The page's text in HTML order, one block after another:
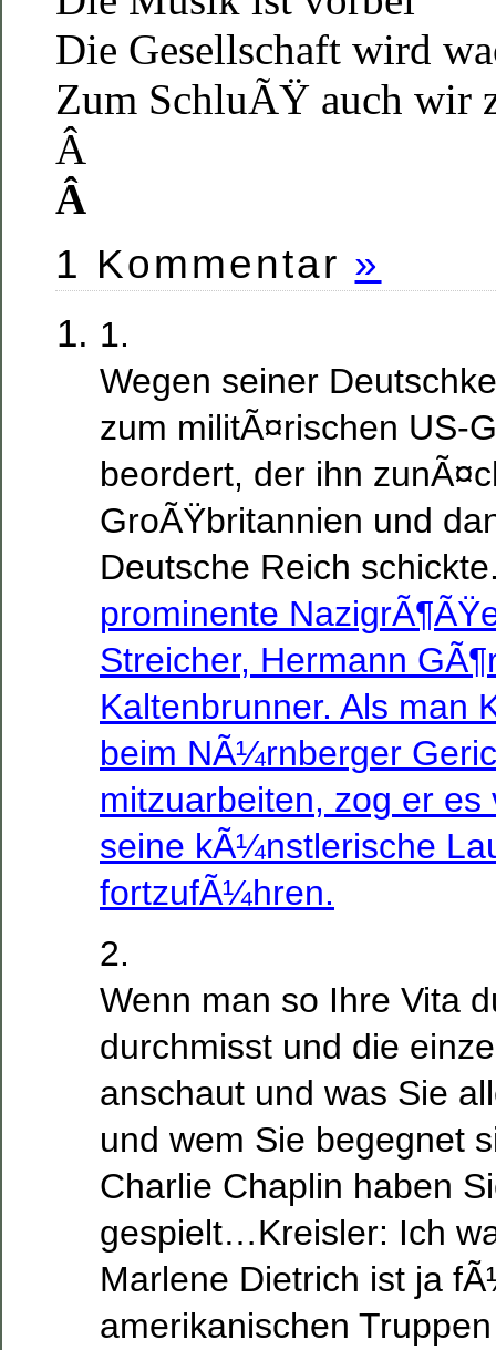
Die Gesellschaft wird
Zum SchluÃŸ auch wir
Â
Â
1 Kommentar »
1.
Wegen seiner
zum militÃ¤rischen US-
beordert, der ihn
GroÃŸbritannien und
Deutsche Reich
prominente
Streicher, Hermann
Kaltenbrunner. Als man
beim NÃ¼rnberger
mitzuarbeiten, zog er es
seine kÃ¼nstlerische
fortzufÃ¼hren.
2.
Wenn man so Ihre Vita
durchmisst und die
anschaut und was Sie
und wem Sie begegnet
Charlie Chaplin haben
gespielt…Kreisler: Ich
Marlene Dietrich ist ja
amerikanischen